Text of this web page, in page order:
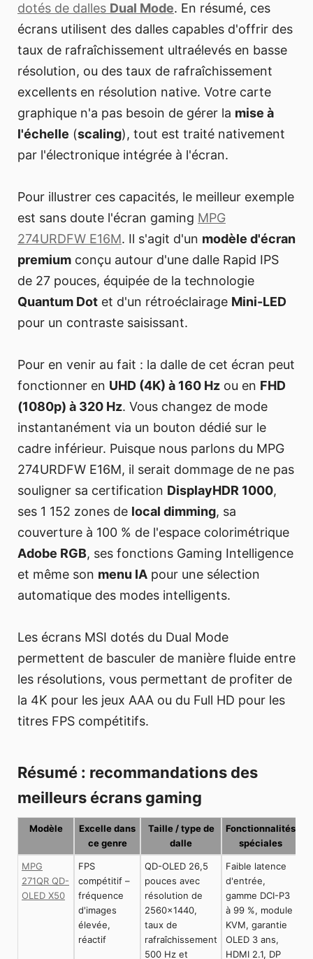
dotés de dalles Dual Mode. En résumé, ces
écrans utilisent des dalles capables d'offrir des
taux de rafraîchissement ultraélevés en basse
résolution, ou des taux de rafraîchissement
excellents en résolution native. Votre carte
graphique n'a pas besoin de gérer la mise à
l'échelle (scaling), tout est traité nativement
par l'électronique intégrée à l'écran.
Pour illustrer ces capacités, le meilleur exemple
est sans doute l'écran gaming MPG
274URDFW E16M. Il s'agit d'un modèle d'écran
premium conçu autour d'une dalle Rapid IPS
de 27 pouces, équipée de la technologie
Quantum Dot et d'un rétroéclairage Mini-LED
pour un contraste saisissant.
Pour en venir au fait : la dalle de cet écran peut
fonctionner en UHD (4K) à 160 Hz ou en FHD
(1080p) à 320 Hz. Vous changez de mode
instantanément via un bouton dédié sur le
cadre inférieur. Puisque nous parlons du MPG
274URDFW E16M, il serait dommage de ne pas
souligner sa certification DisplayHDR 1000,
ses 1 152 zones de local dimming, sa
couverture à 100 % de l'espace colorimétrique
Adobe RGB, ses fonctions Gaming Intelligence
et même son menu IA pour une sélection
automatique des modes intelligents.
Les écrans MSI dotés du Dual Mode
permettent de basculer de manière fluide entre
les résolutions, vous permettant de profiter de
la 4K pour les jeux AAA ou du Full HD pour les
titres FPS compétitifs.
Résumé : recommandations des
meilleurs écrans gaming
Modèle
Excelle dans
ce genre
Taille / type de
dalle
Fonctionnalités
spéciales
MPG
271QR QD-
OLED X50
FPS
compétitif –
fréquence
d'images
élevée,
réactif
QD-OLED 26,5
pouces avec
résolution de
2560x1440,
taux de
rafraîchissement
500 Hz et
Faible latence
d'entrée,
gamme DCI-P3
à 99 %, module
KVM, garantie
OLED 3 ans,
HDMI 2.1, DP